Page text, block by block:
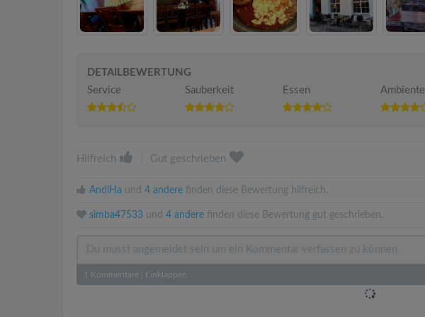
DETAILBEWERTUNG
Service
Sauberkeit Essen Ambiente
Hilfreich Gut geschrieben
AndiHa und 4 andere finden diese Bewertung hilfreich.
simba47533 und 4 andere finden diese Bewertung gut geschrieben.
1 Kommentare Einklappen